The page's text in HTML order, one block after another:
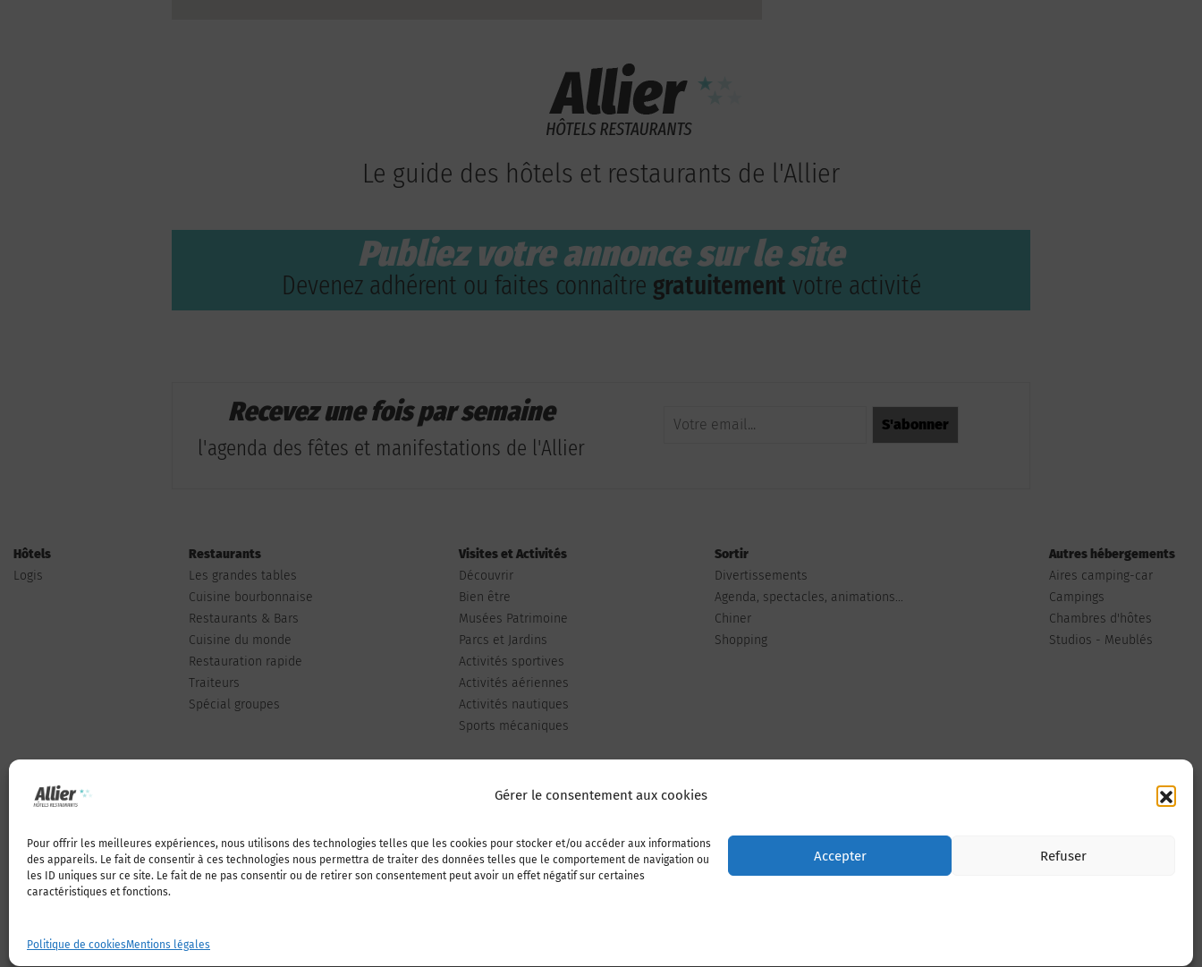
Gérer le consentement aux cookies
Pour offrir les meilleures expériences, nous utilisons des technologies telles que les cookies pour stocker et/ou accéder aux informations
des appareils. Le fait de consentir à ces technologies nous permettra de traiter des données telles que le comportement de navigation ou
les ID uniques sur ce site. Le fait de ne pas consentir ou de retirer son consentement peut avoir un effet négatif sur certaines
caractéristiques et fonctions.
Accepter Refuser
Politique de cookiesMentions légales
Le guide des hôtels et restaurants de l'Allier
Publiez votre annonce sur le site
Devenez adhérent ou faites connaître gratuitement votre activité
Recevez une fois par semaine
l'agenda des fêtes et manifestations de l'Allier
Hôtels
Logis
Restaurants
Les grandes tables
Cuisine bourbonnaise
Restaurants & Bars
Cuisine du monde
Restauration rapide
Traiteurs
Spécial groupes
Visites et Activités
Découvrir
Bien être
Musées Patrimoine
Parcs et Jardins
Activités sportives
Activités aériennes
Activités nautiques
Sports mécaniques
Sortir
Divertissements
Agenda, spectacles, animations...
Chiner
Shopping
Autres hébergements
Aires camping-car
Campings
Chambres d'hôtes
Studios - Meublés
Qui sommes-nous Publiez votre annonce Adhérer à l’association Nous contacter